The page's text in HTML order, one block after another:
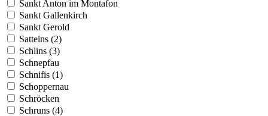
Sankt Anton im Montafon
Sankt Gallenkirch
Sankt Gerold
Satteins (2)
Schlins (3)
Schnepfau
Schnifis (1)
Schoppernau
Schröcken
Schruns (4)